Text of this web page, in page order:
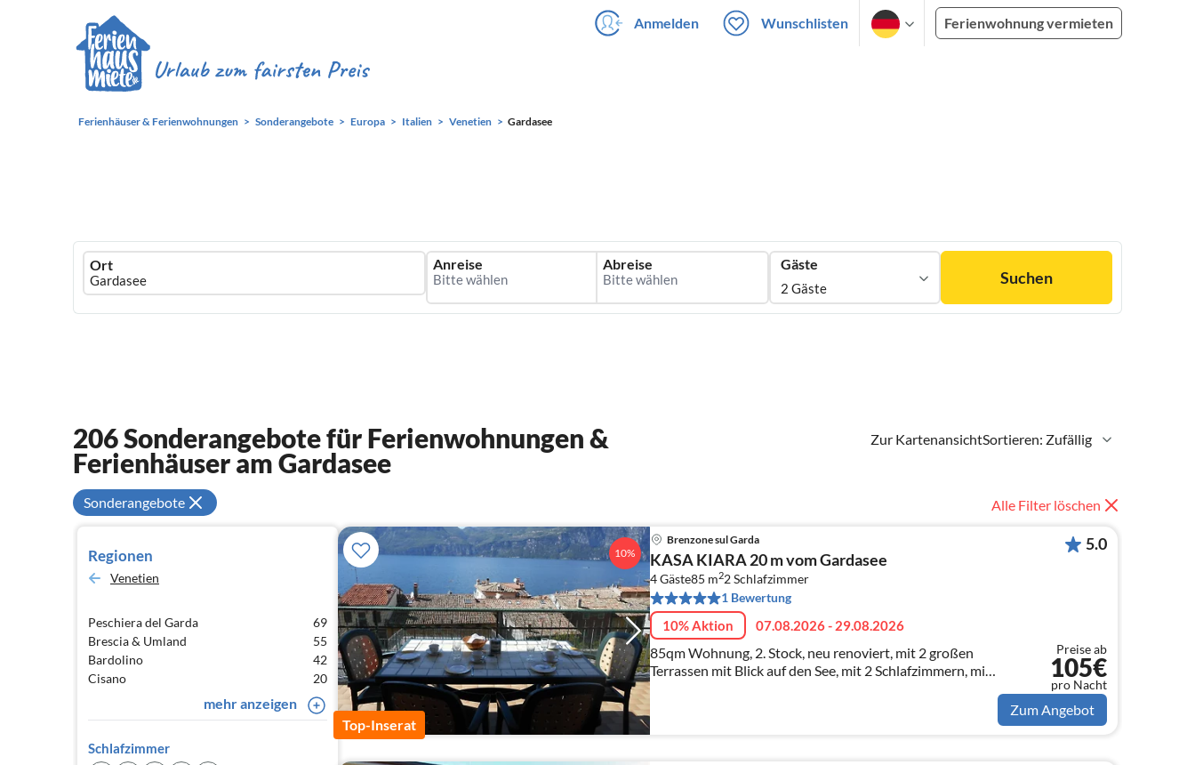
Anmelden Wunschlisten Ferienwohnung vermieten
Ferienhäuser & Ferienwohnungen Sonderangebote Europa Italien Venetien Gardasee
Ferienhausmiete
logo
Ort Anreise Abreise Gäste
2 Gäste
Suchen
Zur KartenansichtSortieren: Zufällig
206 Sonderangebote für Ferienwohnungen &
Ferienhäuser am Gardasee
Sonderangebote Alle Filter löschen
Regionen
Venetien
Peschiera del Garda
69
Brescia & Umland
55
Bardolino
42
Cisano
20
mehr anzeigen
Schlafzimmer
Top-Inserat
10%
Brenzone sul Garda
KASA KIARA 20 m vom Gardasee
4 Gäste85 m22Schlafzimmer
1 Bewertung
10% Aktion 07.08.2026 - 29.08.2026
85qm Wohnung, 2. Stock, neu renoviert, mit 2 großen
Terrassen mit Blick auf den See, mit 2 Schlafzimmern, mit
eigenem WIFI, Klimaanlage und Spülmaschine
5.0
Preise ab
105€
pro Nacht
Zum Angebot